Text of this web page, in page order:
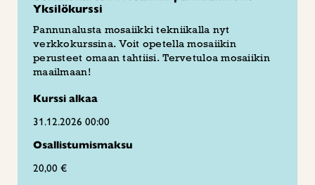
Yksilökurssi
Pannunalusta mosaiikki tekniikalla nyt
verkkokurssina. Voit opetella mosaiikin
perusteet omaan tahtiisi. Tervetuloa mosaiikin
maailmaan!
Kurssi alkaa
31.12.2026 00:00
Osallistumismaksu
20,00 €